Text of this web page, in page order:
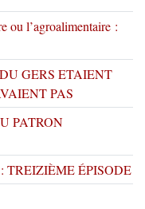
ou l’agroalimentaire :
GERS ETAIENT
PAS
PATRON
ÉPISODE